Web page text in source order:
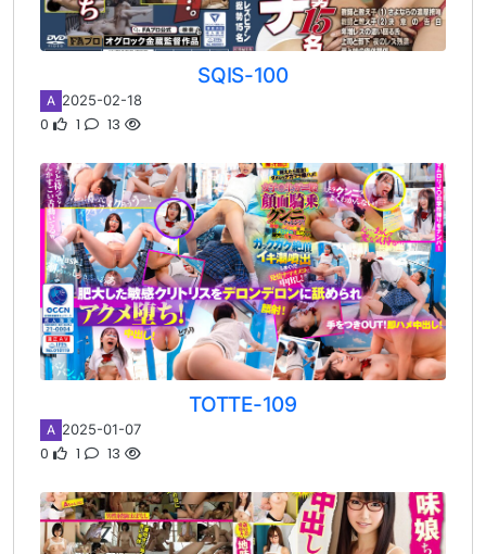
SQIS-100
A 2025-02-18
0 1 13
TOTTE-109
A 2025-01-07
0 1 13